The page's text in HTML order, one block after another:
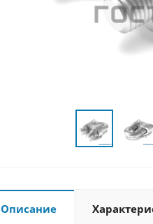
Описание